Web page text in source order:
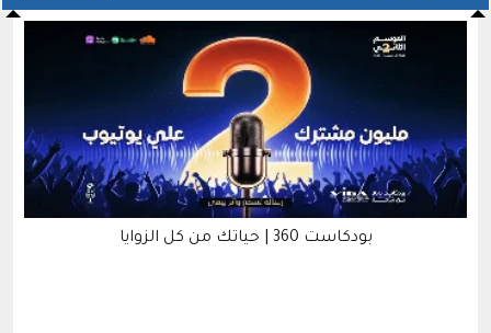
بودكاست 360 | حياتك من كل الزوايا